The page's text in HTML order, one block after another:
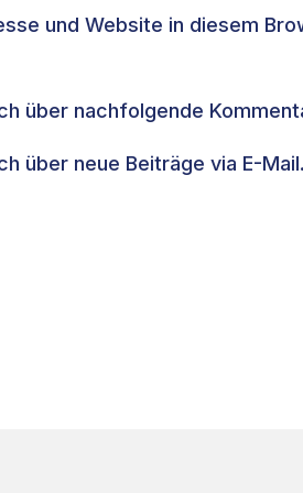
und Website in diesem
über nachfolgende
über neue Beiträge via E-Mail.